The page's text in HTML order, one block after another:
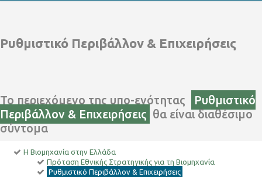
Ρυθμιστικό Περιβάλλον & Επιχειρήσεις
Το περιεχόμενο της υπο-ενότητας
Ρυθμιστικό
Περιβάλλον & Επιχειρήσεις θα είναι διαθέσιμο
σύντομα
Η Βιομηχανία στην Ελλάδα
Πρόταση Εθνικής Στρατηγικής για τη Βιομηχανία
Ρυθμιστικό Περιβάλλον & Επιχειρήσεις